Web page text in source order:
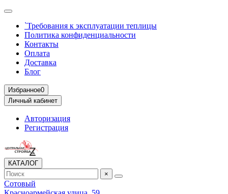
`Требования к эксплуатации теплицы
Политика конфиденциальности
Контакты
Оплата
Доставка
Блог
Избранное0
Личный кабинет
Авторизация
Регистрация
КАТАЛОГ
×
Сотовый